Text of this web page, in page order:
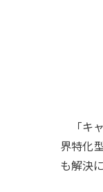
「キ
界特化
も解決